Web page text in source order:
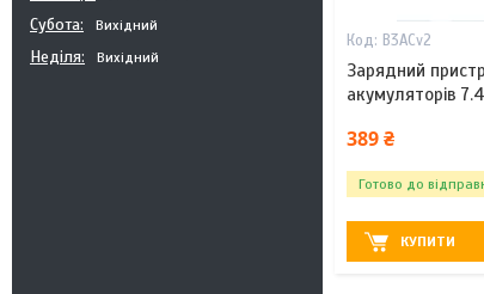
Субота Вихідний
Неділя Вихідний
B3ACv2
Зарядний
акумуляторів
389 ₴
Готово до
КУПИТИ